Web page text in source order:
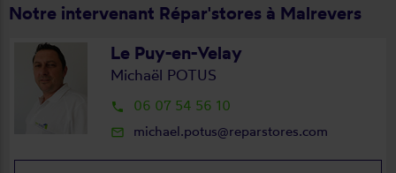
Notre intervenant Répar'stores à Malrevers
Le Puy-en-Velay
Michaël POTUS
local_phone 06 07 54 56 10
mail_outline michael.potus@reparstores.com